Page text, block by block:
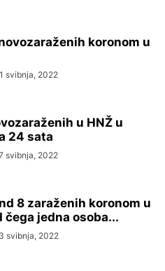
koronom u
svibnja, 2022
u HNŽ u
24 sata
svibnja, 2022
8 zaraženih koronom u
čega jedna osoba...
svibnja, 2022